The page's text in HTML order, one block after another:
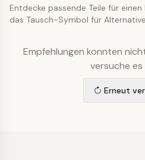
Entdecke passende Teile für
das Tausch-Symbol für
Empfehlungen konnten
versuche
Erneut